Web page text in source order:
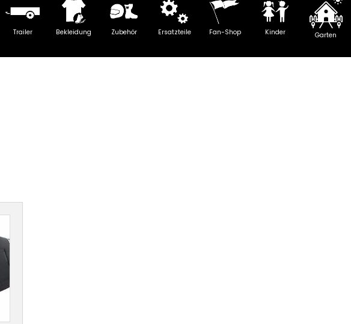
Trailer Bekleidung Zubehör Ersatzteile Fan-Shop Kinder Garten